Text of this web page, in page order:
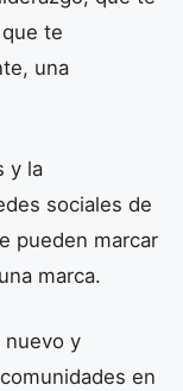
te
una
y la
sociales de
pueden marcar
marca.
nuevo y
en